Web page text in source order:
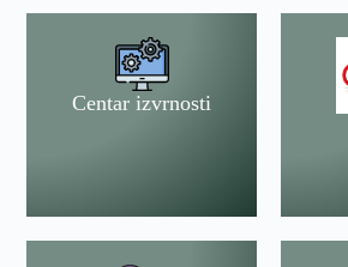
Centar izvrnosti